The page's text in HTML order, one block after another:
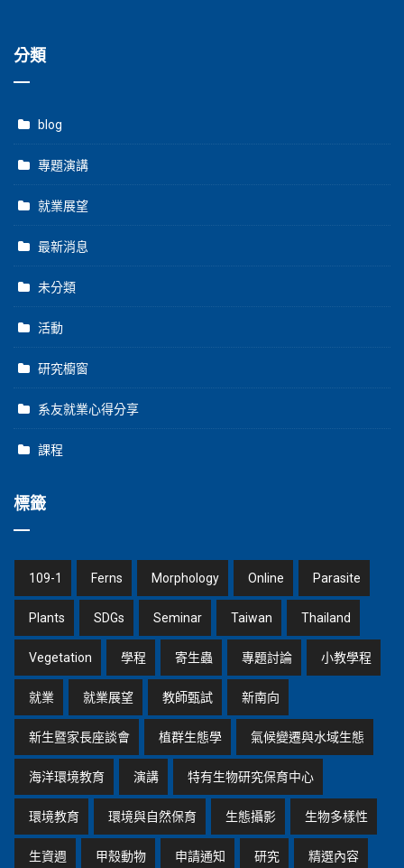
分類
blog
專題演講
就業展望
最新消息
未分類
活動
研究櫥窗
系友就業心得分享
課程
標籤
109-1 Ferns Morphology Online Parasite
Plants SDGs Seminar Taiwan Thailand
Vegetation 學程 寄生蟲 專題討論 小教學程
就業 就業展望 教師甄試 新南向
新生暨家長座談會 植群生態學 氣候變遷與水域生態
海洋環境教育 演講 特有生物研究保育中心
環境教育 環境與自然保育 生態攝影 生物多樣性
生資週 甲殼動物 申請通知 研究 精選內容